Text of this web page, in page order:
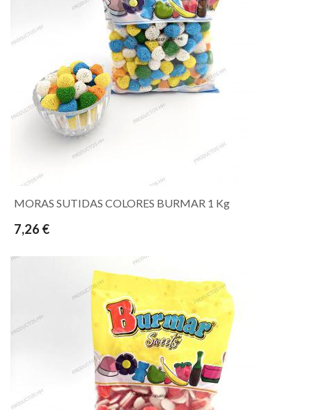
MORAS SUTIDAS COLORES BURMAR 1 Kg
7,26 €